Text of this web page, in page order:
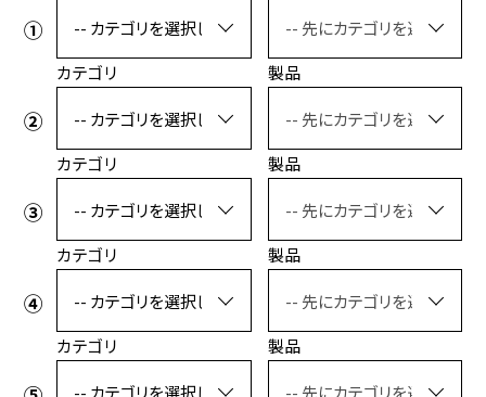
ABOUT US COLLABORATOR
SHOP LIST 修理サービス
INFORMATION CONTACT
ONLINE STORE
MOUNTAIN
カテゴリ 製品
カテゴリ 製品
カテゴリ 製品
カテゴリ 製品